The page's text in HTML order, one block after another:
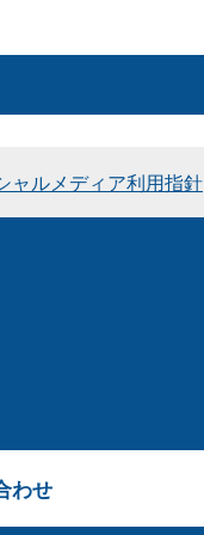
ャルメディア利用指針
わせ